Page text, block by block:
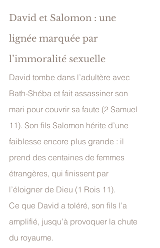
David et Salomon : une
lignée marquée par
l’immoralité sexuelle
David tombe dans l’adultère avec
Bath-Shéba et fait assassiner son
mari pour couvrir sa faute (2 Samuel
11). Son fils Salomon hérite d’une
faiblesse encore plus grande : il
prend des centaines de femmes
étrangères, qui finissent par
l’éloigner de Dieu (1 Rois 11).
Ce que David a toléré, son fils l’a
amplifié, jusqu’à provoquer la chute
du royaume.